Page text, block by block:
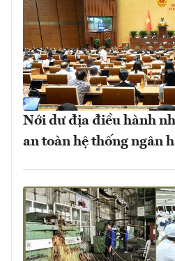
Nới dư địa điều hành
an toàn hệ thống ngân